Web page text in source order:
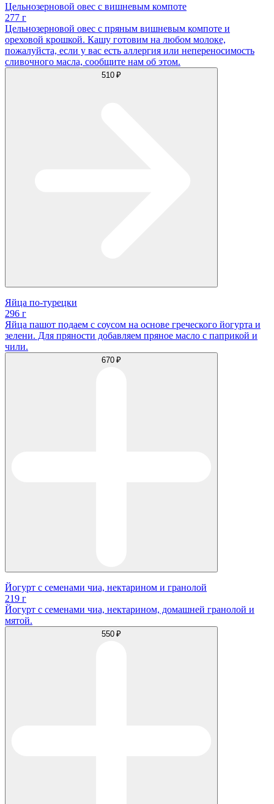
Цельнозерновой овес с вишневым компоте
277 г
Цельнозерновой овес с пряным вишневым компоте и
ореховой крошкой. Кашу готовим на любом молоке,
пожалуйста, если у вас есть аллергия или непереносимость
сливочного масла, сообщите нам об этом.
510 ₽
Яйца по-турецки
296 г
Яйца пашот подаем с соусом на основе греческого йогурта и
зелени. Для пряности добавляем пряное масло с паприкой и
чили.
670 ₽
Йогурт с семенами чиа, нектарином и гранолой
219 г
Йогурт с семенами чиа, нектарином, домашней гранолой и
мятой.
550 ₽